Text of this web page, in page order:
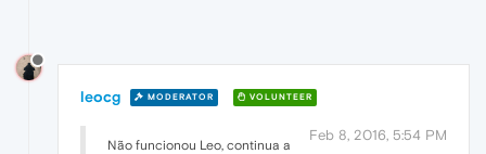
leocg MODERATOR VOLUNTEER
Feb 8, 2016, 5:54 PM
Não funcionou Leo, continua a